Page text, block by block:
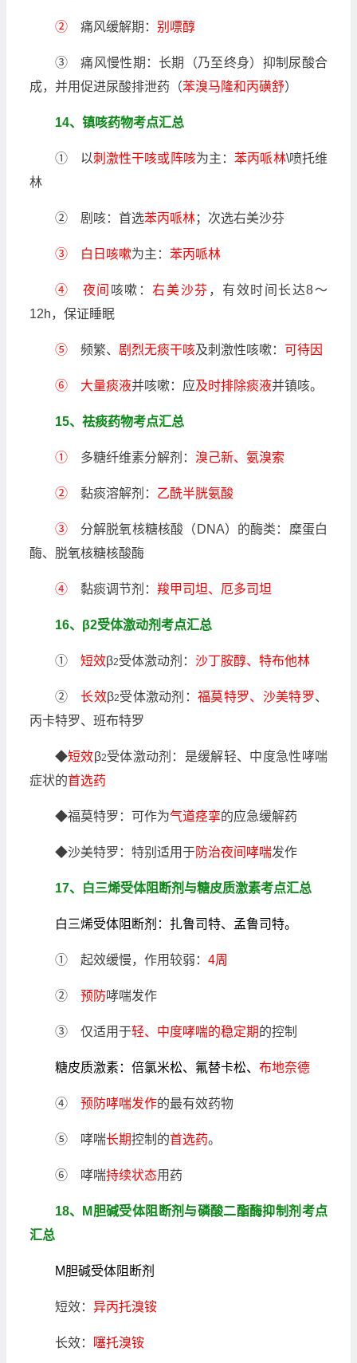
② 痛风缓解期： 别嘌醇
③ 痛风慢性期：长期（乃至终身）抑制尿酸合
成，并用促进尿酸排泄药（苯溴马隆和丙磺舒）
14、镇咳药物考点汇总
① 以刺激性干咳或阵咳为主：苯丙哌林\喷托维
林
② 剧咳：首选苯丙哌林；次选右美沙芬
③ 白日咳嗽为主： 苯丙哌林
④ 夜间 咳嗽：右美沙芬 ，有效时间长达8～
12h，保证睡眠
⑤ 频繁、 剧烈无痰干咳及刺激性咳嗽： 可待因
⑥ 大量痰液并咳嗽：应及时排除痰液并镇咳。
15、祛痰药物考点汇总
① 多糖纤维素分解剂： 溴己新、氨溴索
② 黏痰溶解剂： 乙酰半胱氨酸
③ 分解脱氧核糖核酸（DNA）的酶类：糜蛋白
酶、脱氧核糖核酸酶
④ 黏痰调节剂： 羧甲司坦、厄多司坦
16、β2受体激动剂考点汇总
① 短效β2受体激动剂： 沙丁胺醇、特布他林
②长效β2受体激动剂：福莫特罗、沙美特罗、
丙卡特罗、班布特罗
◆短效β2受体激动剂：是缓解轻、中度急性哮喘
症状的首选药
◆福莫特罗：可作为气道痉挛的应急缓解药
◆沙美特罗：特别适用于防治夜间哮喘发作
17、白三烯受体阻断剂与糖皮质激素考点汇总
白三烯受体阻断剂：扎鲁司特、孟鲁司特。
① 起效缓慢，作用较弱： 4周
② 预防哮喘发作
③ 仅适用于轻、中度哮喘的稳定期的控制
糖皮质激素：倍氯米松、氟替卡松、 布地奈德
④ 预防哮喘发作的最有效药物
⑤ 哮喘长期控制的首选药。
⑥ 哮喘持续状态用药
18、M胆碱受体阻断剂与磷酸二酯酶抑制剂考点
汇总
M胆碱受体阻断剂
短效： 异丙托溴铵
长效： 噻托溴铵